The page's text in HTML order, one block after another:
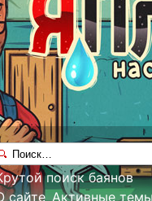
поиск баянов
сайте Активные